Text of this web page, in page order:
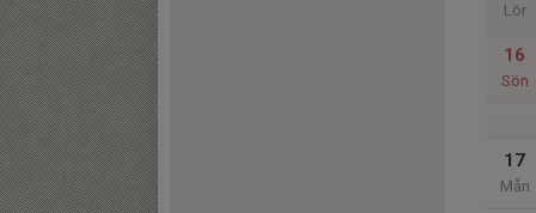
Lör
16
Sön
17
Mån